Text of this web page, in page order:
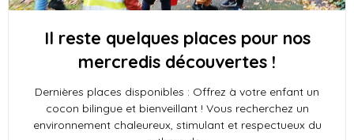
Il reste quelques places pour nos
mercredis découvertes !
Dernières places disponibles : Offrez à votre enfant un
cocon bilingue et bienveillant ! Vous recherchez un
environnement chaleureux, stimulant et respectueux du